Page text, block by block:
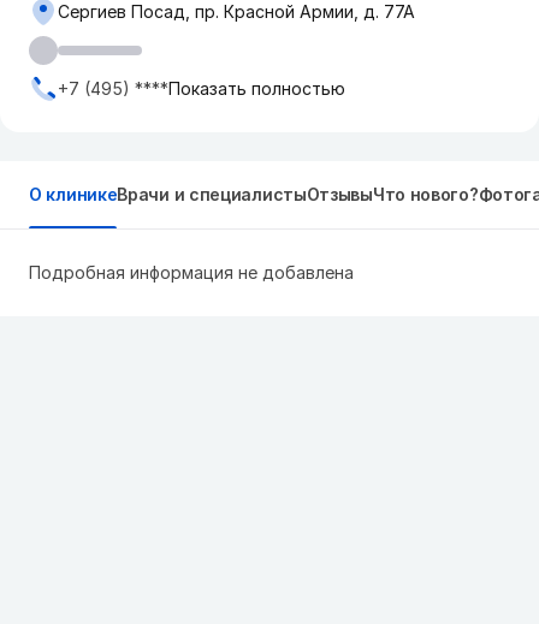
Сергиев Посад, пр. Красной Армии, д. 77А
+7 (495) ****Показать полностью
О клиникеВрачи и специалистыОтзывыЧто нового?
Подробная информация не добавлена